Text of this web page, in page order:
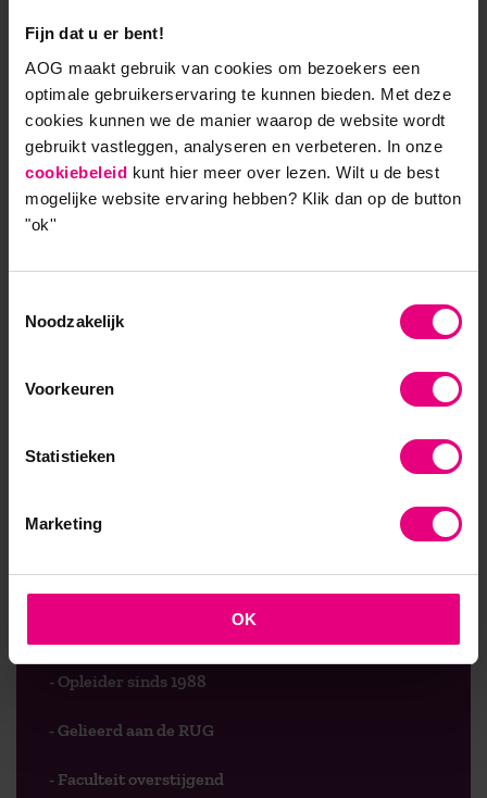
Fijn dat u er bent!
AOG maakt gebruik van cookies om bezoekers een
optimale gebruikerservaring te kunnen bieden. Met deze
cookies kunnen we de manier waarop de website wordt
gebruikt vastleggen, analyseren en verbeteren. In onze
cookiebeleid kunt hier meer over lezen. Wilt u de best
mogelijke website ervaring hebben? Klik dan op de button
"ok''
Noodzakelijk
Voorkeuren
Statistieken
Marketing
OK
organisaties: “Als je een open plek creëert dan kan
daar iets nieuws ontstaan.” Denk aan een omgevallen
boom in een stuk bos. Die omgevallen boom blijft
daar, zonder ingrijpen van de mens, gewoon liggen.
De ontstane ruimte krijgt van de natuur vanzelf een
nieuwe invulling. Op voorwaarde dat we het op zijn
beloop durven laten. De Bono beschrijft dit als een
welbewuste, geconcentreerde poging om afstand te
Gooi dus van tijd tot tijd eens je spreekwoordelijke
schoenen weg, ook al heb je nog geen nieuwe.
als je bewust afstand neemt van uw oude ideeën en
de ruimte laat om betere op het spoor te komen.
AOG School Of Management
- Opleider sinds 1988
- Gelieerd aan de RUG
- Faculteit overstijgend